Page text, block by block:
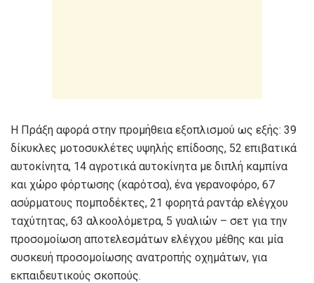
Η Πράξη αφορά στην προμήθεια εξοπλισμού ως εξής: 39
δίκυκλες μοτοσυκλέτες υψηλής επίδοσης, 52 επιβατικά
αυτοκίνητα, 14 αγροτικά αυτοκίνητα με διπλή καμπίνα
και χώρο φόρτωσης (καρότσα), ένα γερανοφόρο, 67
ασύρματους πομποδέκτες, 21 φορητά ραντάρ ελέγχου
ταχύτητας, 63 αλκοολόμετρα, 5 γυαλιών – σετ για την
προσομοίωση αποτελεσμάτων ελέγχου μέθης και μία
συσκευή προσομοίωσης ανατροπής οχημάτων, για
εκπαιδευτικούς σκοπούς.